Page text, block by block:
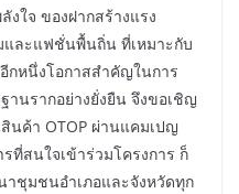
ใจ ของฝากสร้างแรง
ละแฟชั่นพื้นถิ่น ที่เหมาะกับ
กหนึ่งโอกาสสำคัญในการ
านรากอย่างยั่งยืน จึงขอเชิญ
ค้า OTOP ผ่านแคมเปญ
ที่สนใจเข้าร่วมโครงการ ก็
ชุมชนอำเภอและจังหวัดทุก